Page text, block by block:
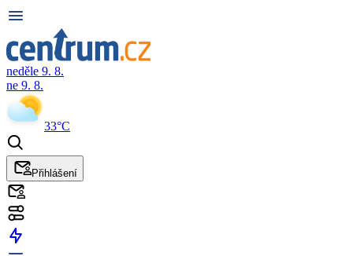
neděle 9. 8.
ne 9. 8.
33°C
Přihlášení